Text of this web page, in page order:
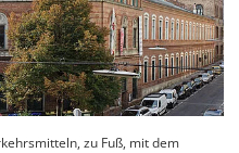
zu Fuß, mit dem